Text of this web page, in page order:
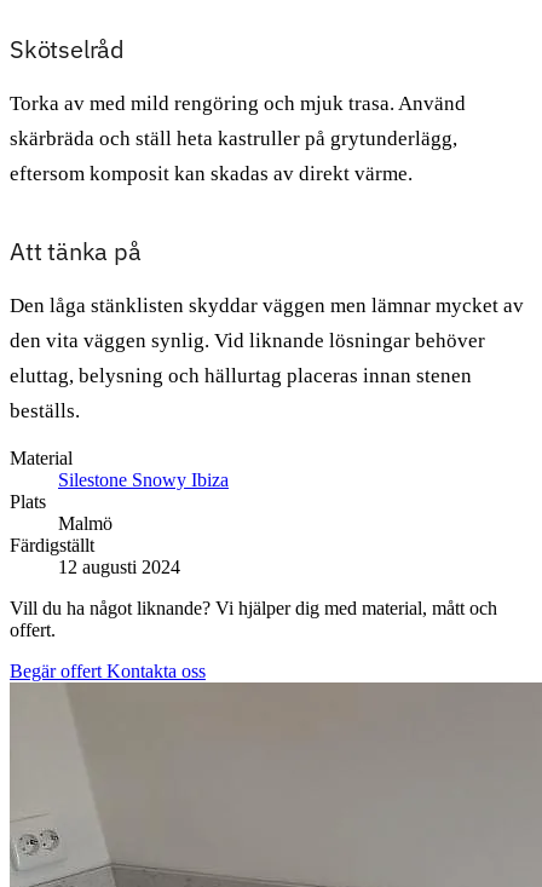
Skötselråd
Torka av med mild rengöring och mjuk trasa. Använd
skärbräda och ställ heta kastruller på grytunderlägg,
eftersom komposit kan skadas av direkt värme.
Att tänka på
Den låga stänklisten skyddar väggen men lämnar mycket av
den vita väggen synlig. Vid liknande lösningar behöver
eluttag, belysning och hällurtag placeras innan stenen
beställs.
Material
Silestone Snowy Ibiza
Plats
Malmö
Färdigställt
12 augusti 2024
Vill du ha något liknande? Vi hjälper dig med material, mått och
offert.
Begär offert Kontakta oss